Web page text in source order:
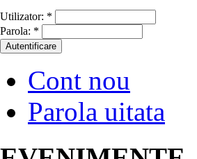
Utilizator: *
Parola: *
Cont nou
Parola uitata